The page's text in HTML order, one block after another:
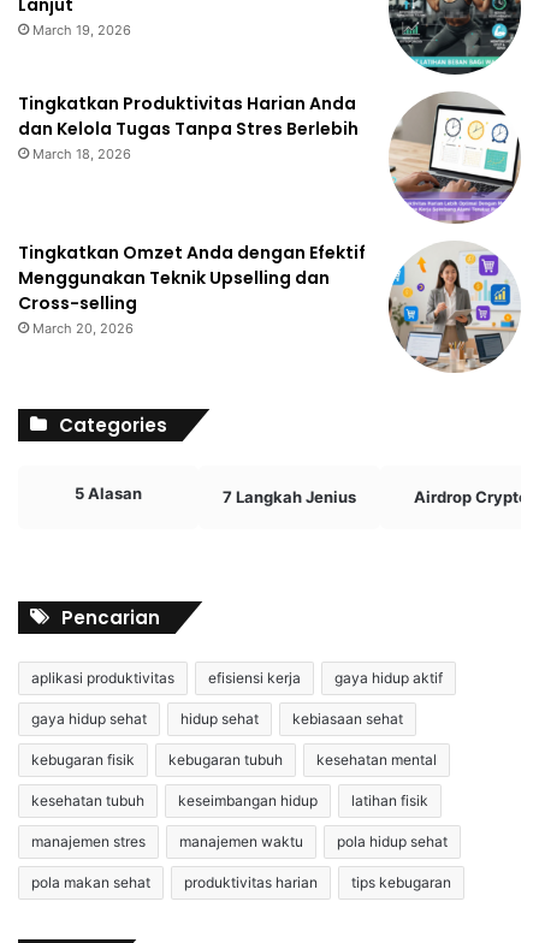
Lanjut
March 19, 2026
Tingkatkan Produktivitas Harian Anda
dan Kelola Tugas Tanpa Stres Berlebih
March 18, 2026
Tingkatkan Omzet Anda dengan Efektif
Menggunakan Teknik Upselling dan
Cross-selling
March 20, 2026
Categories
5 Alasan 7 Langkah Jenius Airdrop Crypto
Pencarian
aplikasi produktivitas efisiensi kerja gaya hidup aktif
gaya hidup sehat hidup sehat kebiasaan sehat
kebugaran fisik kebugaran tubuh kesehatan mental
kesehatan tubuh keseimbangan hidup latihan fisik
manajemen stres manajemen waktu pola hidup sehat
pola makan sehat produktivitas harian tips kebugaran